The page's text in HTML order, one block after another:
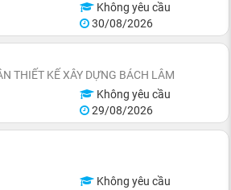
Không yêu cầu
30/08/2026
THIẾT KẾ XÂY DỰNG BÁCH LÂM
Không yêu cầu
29/08/2026
Không yêu cầu